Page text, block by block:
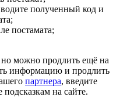
полученный код и
постамата;
можно продлить ещё на
информацию и продлить
партнера, введите
подсказкам на сайте.